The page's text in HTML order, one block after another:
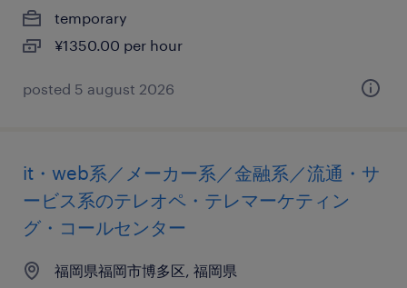
temporary
¥1350.00 per hour
posted 5 august 2026
it・web系／メーカー系／金融系／流通・サ
ービス系のテレオペ・テレマーケティン
グ・コールセンター
福岡県福岡市博多区, 福岡県